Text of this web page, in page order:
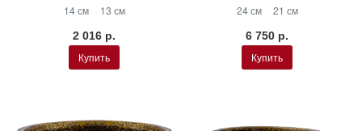
14 см 13 см
2 016 р.
Купить
24 см 21 см
6 750 р.
Купить